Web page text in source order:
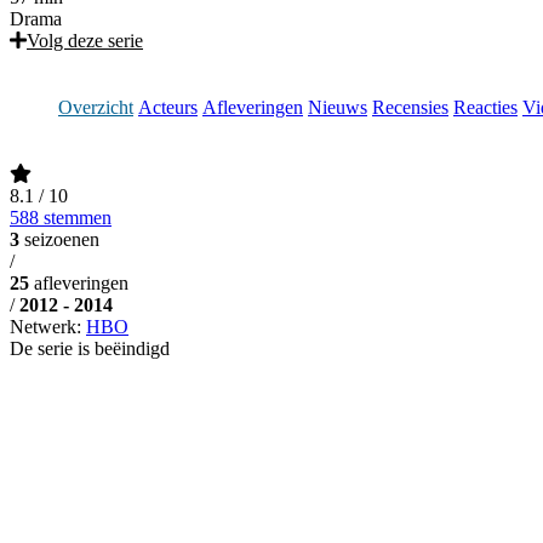
Drama
Volg deze serie
Overzicht Acteurs Afleveringen Nieuws Recensies Reacties
8.1 / 10
588 stemmen
3 seizoenen
/
25 afleveringen
/ 2012 - 2014
Netwerk: HBO
De serie is beëindigd